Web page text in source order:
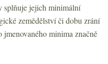
splňuje jejich minimální
zemědělství či dobu zrání
minima značně